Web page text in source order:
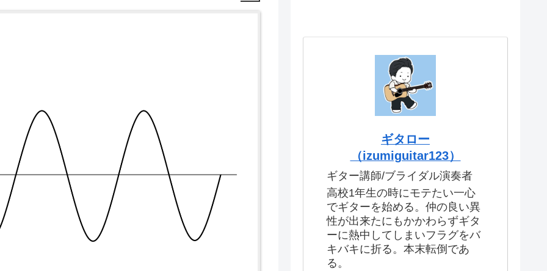
ギタロー
（izumiguitar123）
ギター講師/ブライダル演奏者
高校1年生の時にモテたい一心
でギターを始める。仲の良い異
性が出来たにもかかわらずギタ
ーに熱中してしまいフラグをバ
キバキに折る。本末転倒であ
る。